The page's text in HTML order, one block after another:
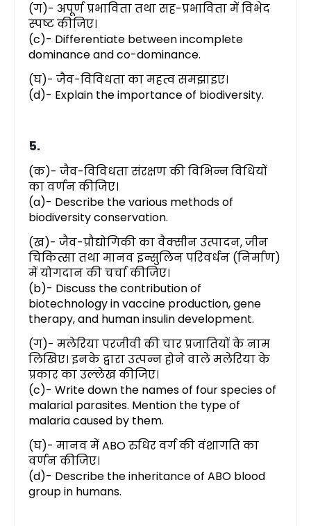
(ग)- अपूर्ण प्रभाविता तथा सह-प्रभाविता में विभेद
स्पष्ट कीजिए।
(c)- Differentiate between incomplete
dominance and co-dominance.
(घ)- जैव-विविधता का महत्व समझाइए।
(d)- Explain the importance of biodiversity.
5.
(क)- जैव-विविधता संरक्षण की विभिन्न विधियों
का वर्णन कीजिए।
(a)- Describe the various methods of
biodiversity conservation.
(ख)- जैव-प्रौद्योगिकी का वैक्सीन उत्पादन, जीन
चिकित्सा तथा मानव इन्सुलिन परिवर्धन (निर्माण)
में योगदान की चर्चा कीजिए।
(b)- Discuss the contribution of
biotechnology in vaccine production, gene
therapy, and human insulin development.
(ग)- मलेरिया परजीवी की चार प्रजातियों के नाम
लिखिए। इनके द्वारा उत्पन्न होने वाले मलेरिया के
प्रकार का उल्लेख कीजिए।
(c)- Write down the names of four species of
malarial parasites. Mention the type of
malaria caused by them.
(घ)- मानव में ABO रुधिर वर्ग की वंशागति का
वर्णन कीजिए।
(d)- Describe the inheritance of ABO blood
group in humans.